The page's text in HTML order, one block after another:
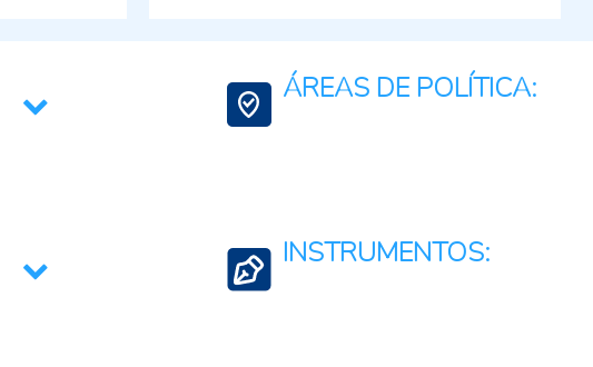
ÁREAS DE POLÍTICA:
INSTRUMENTOS: